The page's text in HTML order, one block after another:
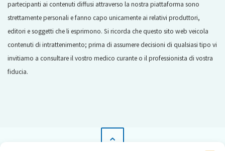
partecipanti ai contenuti diffusi attraverso la nostra piattaforma sono
strettamente personali e fanno capo unicamente ai relativi produttori,
editori e soggetti che li esprimono. Si ricorda che questo sito web veicola
contenuti di intrattenimento; prima di assumere decisioni di qualsiasi tipo vi
invitiamo a consultare il vostro medico curante o il professionista di vostra
fiducia.